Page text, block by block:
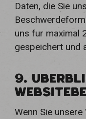
Daten, die Sie
uns fur maximal
gespeichert und
9.
Wenn Sie